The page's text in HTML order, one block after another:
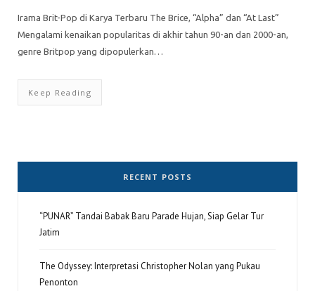
Irama Brit-Pop di Karya Terbaru The Brice, “Alpha” dan “At Last”
Mengalami kenaikan popularitas di akhir tahun 90-an dan 2000-an,
genre Britpop yang dipopulerkan…
Keep Reading
RECENT POSTS
“PUNAR” Tandai Babak Baru Parade Hujan, Siap Gelar Tur
Jatim
The Odyssey: Interpretasi Christopher Nolan yang Pukau
Penonton